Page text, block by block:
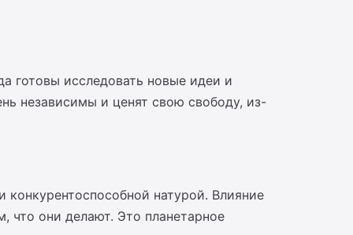
готовы исследовать новые идеи и
независимы и ценят свою свободу, из-
натурой. Влияние
что они делают. Это планетарное